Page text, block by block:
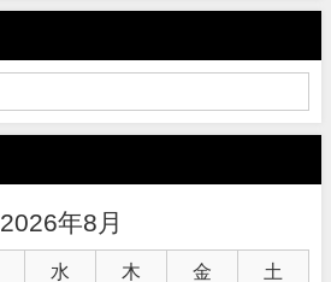
2026年8月
水 木 金 土